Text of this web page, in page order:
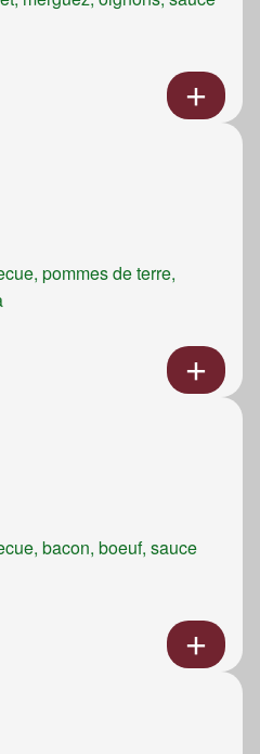
pommes de terre,
bacon, boeuf, sauce